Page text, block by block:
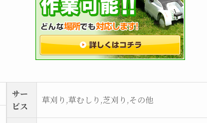
サー
ビス
草刈り,草むしり,芝刈り,その他